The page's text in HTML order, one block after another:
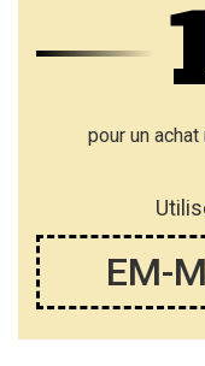
pour un
EM-